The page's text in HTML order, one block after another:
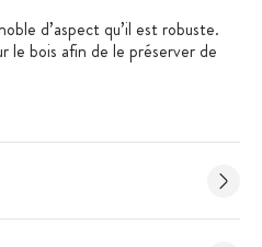
d’aspect qu’il est robuste.
le bois afin de le préserver de